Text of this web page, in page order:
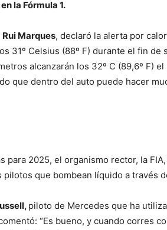
la Fórmula 1.
Rui Marques, declaró la alerta por
31º Celsius (88º F) durante el fin de
alcanzarán los 32º C (89,6º F)
que dentro del auto puede hacer
para 2025, el organismo rector, la
que bombean líquido a través
piloto de Mercedes que ha
“Es bueno, y cuando corres